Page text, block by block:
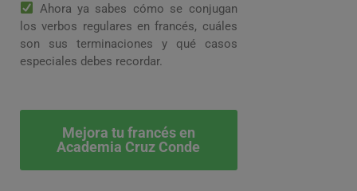
Ahora ya sabes cómo se conjugan
los verbos regulares en francés, cuáles
son sus terminaciones y qué casos
especiales debes recordar.
Mejora tu francés en
Academia Cruz Conde